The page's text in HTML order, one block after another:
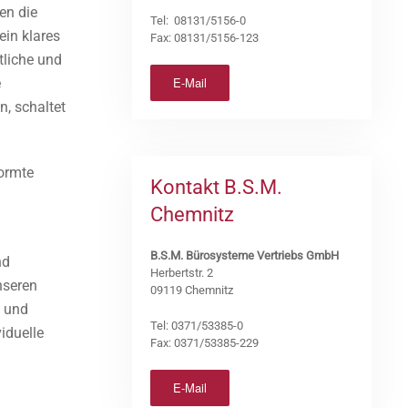
die
klares
und
schaltet
und
Tel: 08131/5156-0
Fax: 08131/5156-123
E-Mail
Kontakt B.S.M.
Chemnitz
B.S.M. Bürosysteme Vertriebs GmbH
Herbertstr. 2
09119 Chemnitz
Tel: 0371/53385-0
Fax: 0371/53385-229
E-Mail